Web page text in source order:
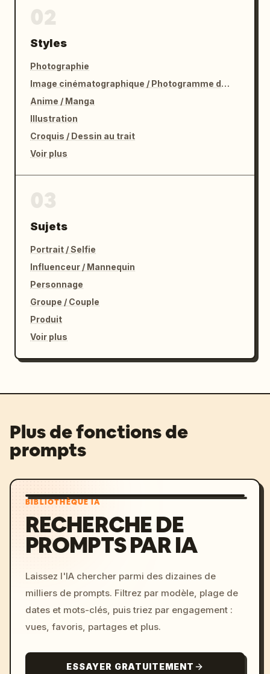
Styles
Photographie
Image cinématographique / Photogramme de film
Anime / Manga
Illustration
Croquis / Dessin au trait
Voir plus
Sujets
Portrait / Selfie
Influenceur / Mannequin
Personnage
Groupe / Couple
Produit
Voir plus
Plus de fonctions de
prompts
BIBLIOTHÈQUE IA
RECHERCHE DE
PROMPTS PAR IA
Laissez l'IA chercher parmi des dizaines de
milliers de prompts. Filtrez par modèle, plage de
dates et mots-clés, puis triez par engagement :
vues, favoris, partages et plus.
ESSAYER GRATUITEMENT